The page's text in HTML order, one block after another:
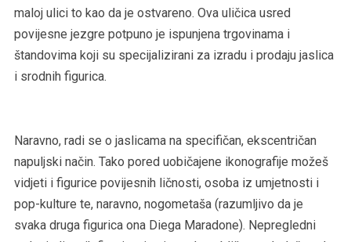
maloj ulici to kao da je ostvareno. Ova uličica usred
povijesne jezgre potpuno je ispunjena trgovinama i
štandovima koji su specijalizirani za izradu i prodaju jaslica
i srodnih figurica.
Naravno, radi se o jaslicama na specifičan, ekscentričan
napuljski način. Tako pored uobičajene ikonografije možeš
vidjeti i figurice povijesnih ličnosti, osoba iz umjetnosti i
pop-kulture te, naravno, nogometaša (razumljivo da je
svaka druga figurica ona Diega Maradone). Nepregledni